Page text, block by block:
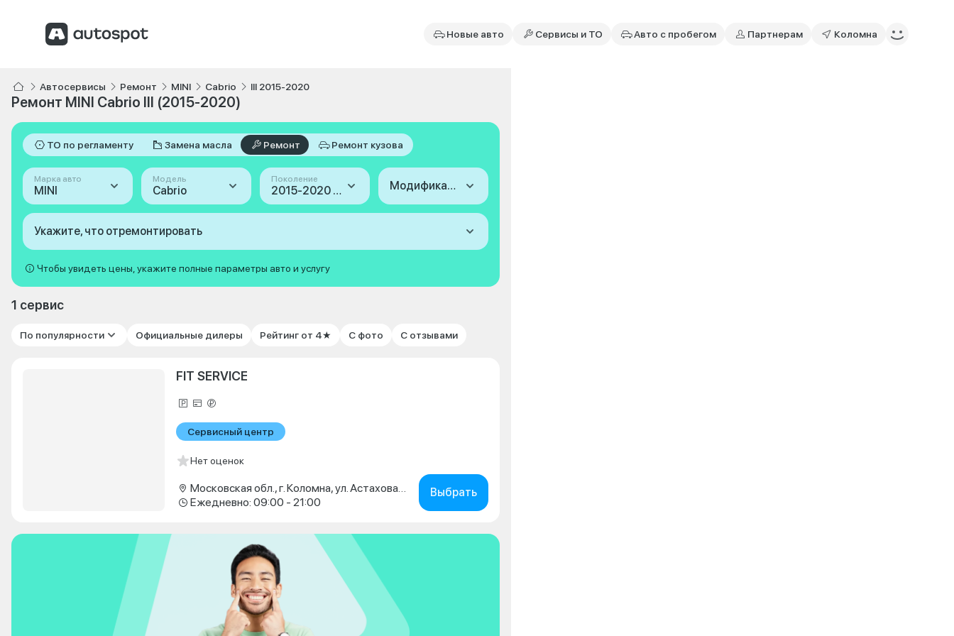
Новые авто Сервисы и ТО Авто с пробегом Партнерам Коломна
Автосервисы Ремонт MINI Cabrio III 2015-2020
Ремонт MINI Cabrio III (2015-2020)
ТО по регламенту Замена масла Ремонт Ремонт кузова
Марка авто
MINI
Модель
Cabrio
Поколение
2015-2020 (III) Модификация
Укажите, что отремонтировать
Чтобы увидеть цены, укажите полные параметры авто и услугу
1 сервис
По популярности Официальные дилеры Рейтинг от 4★ С фото С отзывами
FIT SERVICE
Сервисный центр
Нет оценок
Ежедневно: 09:00 - 21:00
Выбрать